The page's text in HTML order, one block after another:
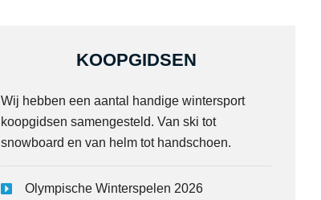
KOOPGIDSEN
Wij hebben een aantal handige wintersport
koopgidsen samengesteld. Van ski tot
snowboard en van helm tot handschoen.
Olympische Winterspelen 2026